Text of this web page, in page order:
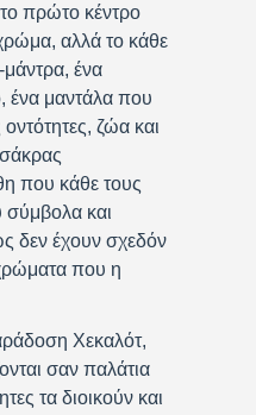
πρώτο κέντρο
αλλά το κάθε
μάντρα, ένα
ένα μαντάλα που
οντότητες, ζώα και
που κάθε τους
σύμβολα και
δεν έχουν σχεδόν
που η
Χεκαλότ,
σαν παλάτια
τα διοικούν και